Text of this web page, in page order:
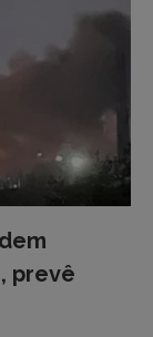
prevê